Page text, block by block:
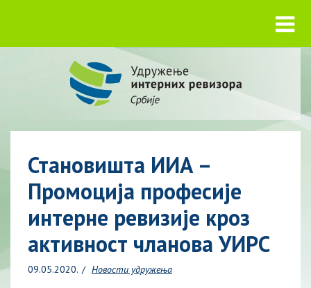
Становишта ИИА –
Промоција професије
интерне ревизије кроз
активност чланова УИРС
09.05.2020. Новости удружења